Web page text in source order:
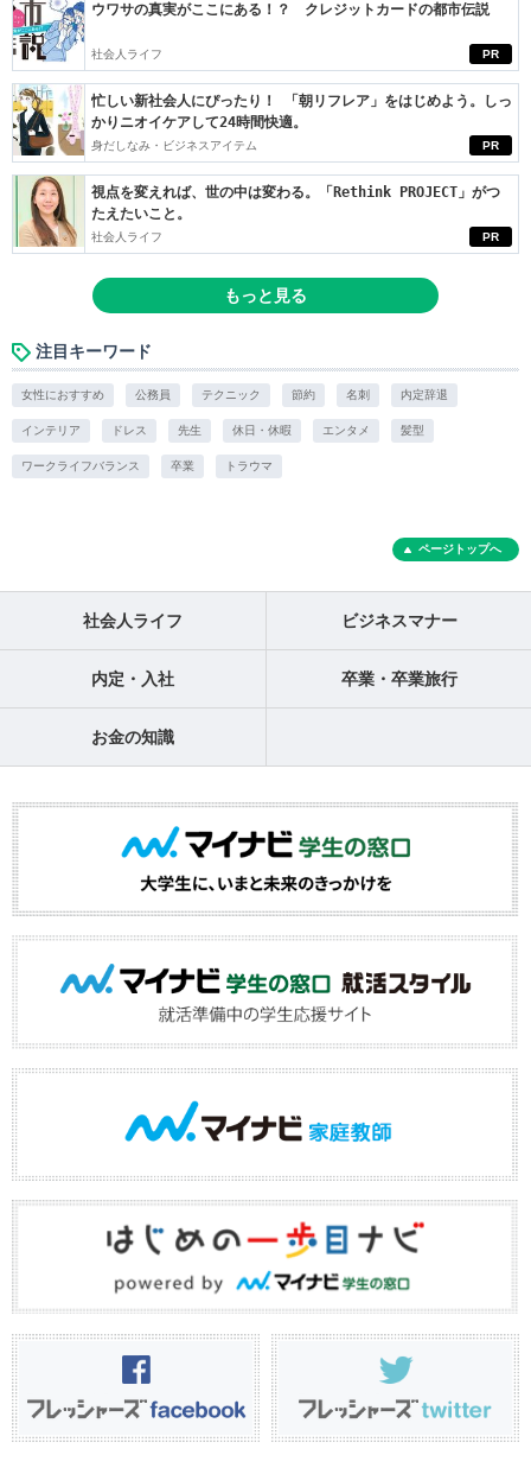
PR
ウワサの真実がここにある！？ クレジットカードの都市伝説
社会人ライフ
PR
忙しい新社会人にぴったり！ 「朝リフレア」をはじめよう。しっ
かりニオイケアして24時間快適。
身だしなみ・ビジネスアイテム
PR
視点を変えれば、世の中は変わる。「Rethink PROJECT」がつ
たえたいこと。
社会人ライフ
もっと見る
注目キーワード
女性におすすめ 公務員 テクニック 節約 名刺 内定辞退
インテリア ドレス 先生 休日・休暇 エンタメ 髪型
ワークライフバランス 卒業 トラウマ
ページトップへ
社会人ライフ ビジネスマナー
内定・入社 卒業・卒業旅行
お金の知識